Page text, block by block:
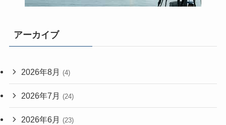
アーカイブ
2026年8月 (4)
2026年7月 (24)
2026年6月 (23)